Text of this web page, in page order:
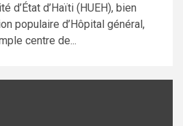
d’État d’Haïti (HUEH), bien
populaire d’Hôpital général,
centre de...